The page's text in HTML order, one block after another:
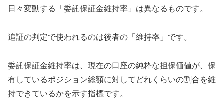
日々変動する「委託保証金維持率」は異なるものです。
追証の判定で使われるのは後者の「維持率」です。
委託保証金維持率は、現在の口座の純粋な担保価値が、保
有しているポジション総額に対してどれくらいの割合を維
持できているかを示す指標です。